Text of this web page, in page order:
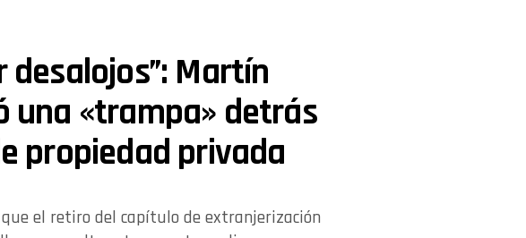
desalojos”: Martín
una «trampa» detrás
propiedad privada
el retiro del capítulo de extranjerización